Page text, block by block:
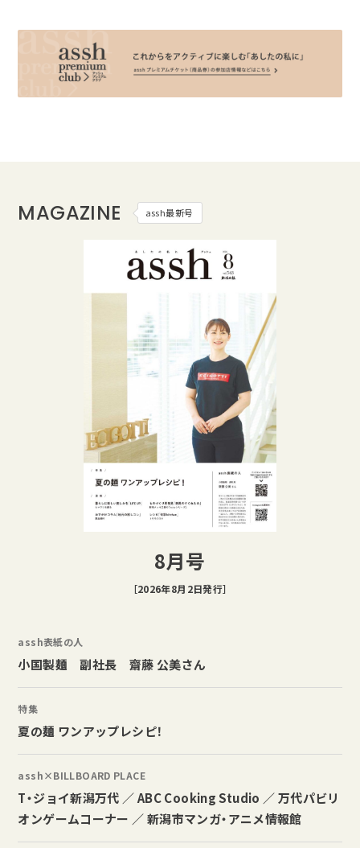
MAGAZINE assh最新号
8月号
［2026年8月2日発行］
assh表紙の人
小国製麺 副社長 齋藤 公美さん
特集
夏の麺 ワンアップレシピ！
assh×BILLBOARD PLACE
T・ジョイ新潟万代 ／ ABC Cooking Studio ／ 万代パビリ
オンゲームコーナー ／ 新潟市マンガ・アニメ情報館